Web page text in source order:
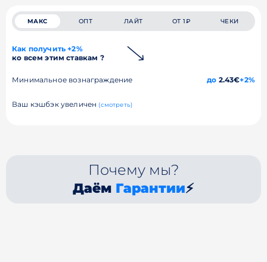
МАКС ОПТ ЛАЙТ ОТ 1₽ ЧЕКИ
Как получить +2%
ко всем этим ставкам ?
Минимальное вознаграждение до 2.43€+2%
Ваш кэшбэк увеличен (смотреть)
Почему мы?
Даём Гарантии⚡